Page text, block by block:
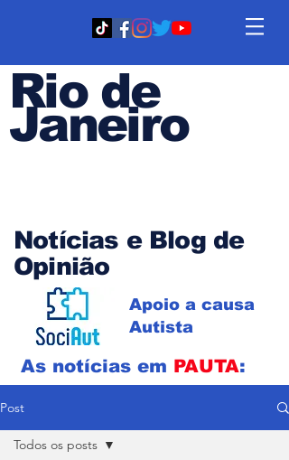
Rio de
Janeiro
Notícias e Blog de
Opinião
Apoio a causa
Autista
As notícias em PAUTA:
Post
Todos os posts